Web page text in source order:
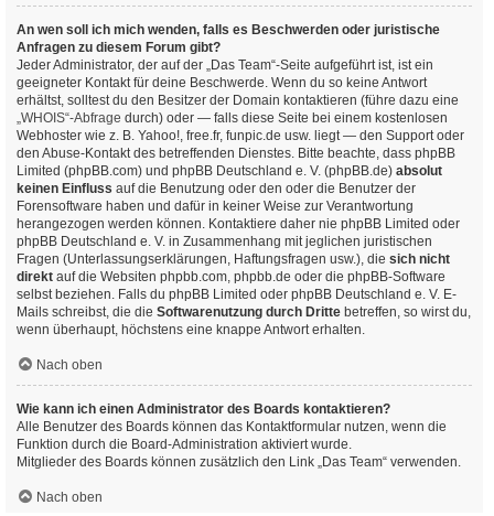
An wen soll ich mich wenden, falls es Beschwerden oder juristische
Anfragen zu diesem Forum gibt?
Jeder Administrator, der auf der „Das Team“-Seite aufgeführt ist, ist ein
geeigneter Kontakt für deine Beschwerde. Wenn du so keine Antwort
erhältst, solltest du den Besitzer der Domain kontaktieren (führe dazu eine
„WHOIS“-Abfrage durch) oder — falls diese Seite bei einem kostenlosen
Webhoster wie z. B. Yahoo!, free.fr, funpic.de usw. liegt — den Support oder
den Abuse-Kontakt des betreffenden Dienstes. Bitte beachte, dass phpBB
Limited (phpBB.com) und phpBB Deutschland e. V. (phpBB.de) absolut
keinen Einfluss auf die Benutzung oder den oder die Benutzer der
Forensoftware haben und dafür in keiner Weise zur Verantwortung
herangezogen werden können. Kontaktiere daher nie phpBB Limited oder
phpBB Deutschland e. V. in Zusammenhang mit jeglichen juristischen
Fragen (Unterlassungserklärungen, Haftungsfragen usw.), die sich nicht
direkt auf die Websiten phpbb.com, phpbb.de oder die phpBB-Software
selbst beziehen. Falls du phpBB Limited oder phpBB Deutschland e. V. E-
Mails schreibst, die die Softwarenutzung durch Dritte betreffen, so wirst du,
wenn überhaupt, höchstens eine knappe Antwort erhalten.
Nach oben
Wie kann ich einen Administrator des Boards kontaktieren?
Alle Benutzer des Boards können das Kontaktformular nutzen, wenn die
Funktion durch die Board-Administration aktiviert wurde.
Mitglieder des Boards können zusätzlich den Link „Das Team“ verwenden.
Nach oben